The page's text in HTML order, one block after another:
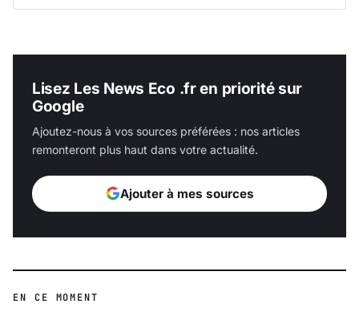
Lisez Les News Eco .fr en priorité sur
Google
Ajoutez-nous à vos sources préférées : nos articles
remonteront plus haut dans votre actualité.
Ajouter à mes sources
EN CE MOMENT